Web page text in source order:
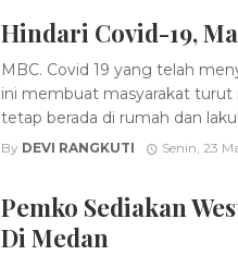
Hindari Covid-19,
MBC. Covid 19 yang telah
ini membuat masyarakat
tetap berada di rumah dan
By DEVI RANGKUTI Senin, 23
Pemko Sediakan
Di Medan